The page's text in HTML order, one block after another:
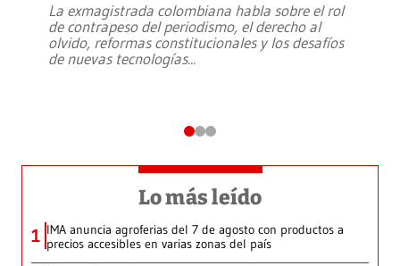
La exmagistrada colombiana habla sobre el rol
de contrapeso del periodismo, el derecho al
olvido, reformas constitucionales y los desafíos
de nuevas tecnologías...
Lo más leído
1 IMA anuncia agroferias del 7 de agosto con productos a
precios accesibles en varias zonas del país